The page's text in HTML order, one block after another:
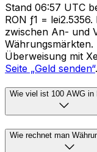
Stand 06:57 UTC
RON ƒ1 =
zwischen An- und
Währungsmärkten.
Überweisung mit
Seite „Geld senden“.
Wie viel ist 100 AWG in
Wie rechnet man